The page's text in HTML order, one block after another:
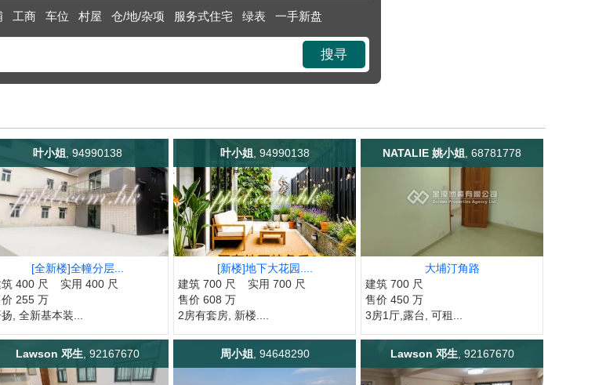
工商 车位 村屋 仓/地/杂项 服务式住宅 绿表 一手新盘
搜寻
叶小姐 , 94990138
[全新楼]全幢分层...
400 尺
实用 400 尺
255 万
, 全新基本装...
叶小姐 , 94990138
[新楼]地下大花园....
建筑 700 尺
实用 700 尺
售价 608 万
2房有套房, 新楼....
NATALIE 姚小姐 , 68781778
大埔汀角路
建筑 700 尺
售价 450 万
3房1厅,露台, 可租...
Lawson 邓生 , 92167670 周小姐 , 94648290 Lawson 邓生 , 92167670